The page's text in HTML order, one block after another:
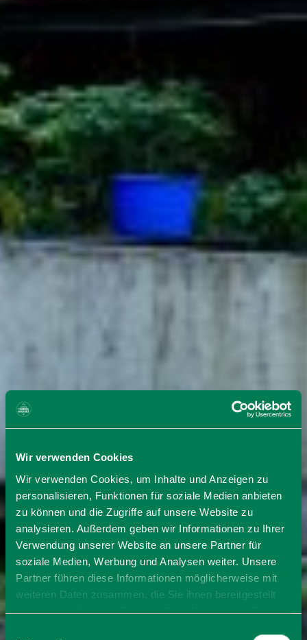
Wir verwenden Cookies
Wir verwenden Cookies, um Inhalte und Anzeigen zu
personalisieren, Funktionen für soziale Medien anbieten
zu können und die Zugriffe auf unsere Website zu
analysieren. Außerdem geben wir Informationen zu Ihrer
Verwendung unserer Website an unsere Partner für
soziale Medien, Werbung und Analysen weiter. Unsere
Partner führen diese Informationen möglicherweise mit
weiteren Daten zusammen, die Sie ihnen bereitgestellt
haben oder die sie im Rahmen Ihrer Nutzung der Dienste